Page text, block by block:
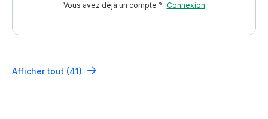
Vous avez déjà un compte ? Connexion
Afficher tout (41)